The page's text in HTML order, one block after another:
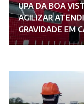
UPA DA BOA
AGILIZAR
GRAVIDADE EM